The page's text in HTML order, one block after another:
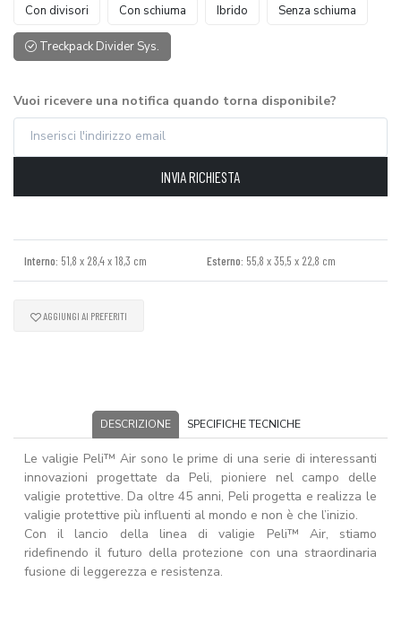
Con divisori Con schiuma Ibrido Senza schiuma
Treckpack Divider Sys.
Vuoi ricevere una notifica quando torna disponibile?
INVIA RICHIESTA
Interno: 51,8 x 28,4 x 18,3 cm Esterno: 55,8 x 35,5 x 22,8 cm
AGGIUNGI AI PREFERITI
DESCRIZIONE SPECIFICHE TECNICHE
Le valigie Peli™ Air sono le prime di una serie di interessanti
innovazioni progettate da Peli, pioniere nel campo delle
valigie protettive. Da oltre 45 anni, Peli progetta e realizza le
valigie protettive più influenti al mondo e non è che l’inizio.
Con il lancio della linea di valigie Peli™ Air, stiamo
ridefinendo il futuro della protezione con una straordinaria
fusione di leggerezza e resistenza.